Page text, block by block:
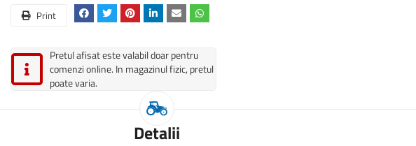
Print
Pretul afisat este valabil doar pentru
comenzi online. In magazinul fizic, pretul
poate varia.
Detalii